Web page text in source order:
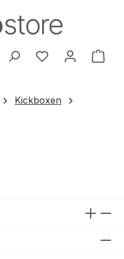
Du hast 0
Kickboxen